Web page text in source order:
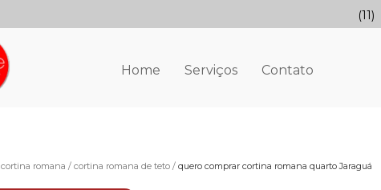
Home Serviços Contato
(11)
cortina romana cortina romana de teto quero comprar cortina romana quarto Jaraguá